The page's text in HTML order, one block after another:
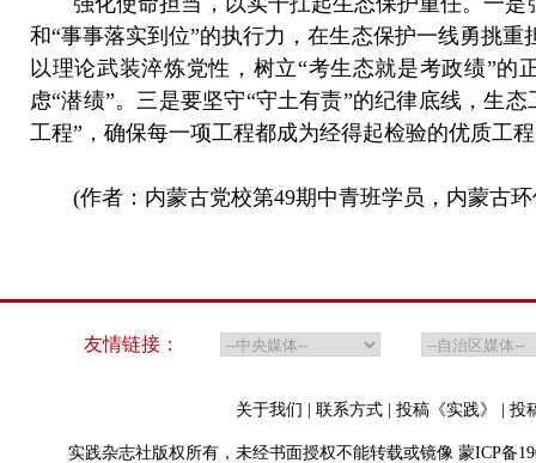
和“事事落实到位”的执行力，在生态保护一线勇挑
以理论武装淬炼党性，树立“考生态就是考政绩”
虑“潜绩”。三是要坚守“守土有责”的纪律底线，生
工程”，确保每一项工程都成为经得起检验的优质工
(作者：内蒙古党校第49期中青班学员，内蒙古
友情链接：
关于我们 联系方式 投稿《实践》 投
实践杂志社版权所有，未经书面授权不能转载或镜像 蒙ICP备